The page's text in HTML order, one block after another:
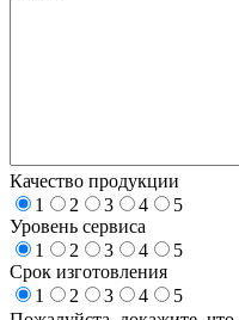
Качество продукции
1
2 3 4
5
Уровень сервиса
1
2 3 4
5
Срок изготовления
1
2 3 4
5